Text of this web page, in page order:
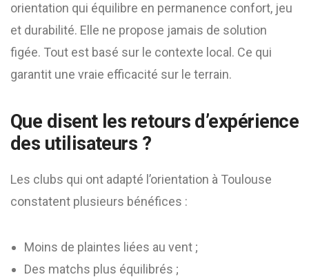
orientation qui équilibre en permanence confort, jeu
et durabilité. Elle ne propose jamais de solution
figée. Tout est basé sur le contexte local. Ce qui
garantit une vraie efficacité sur le terrain.
Que disent les retours d’expérience
des utilisateurs ?
Les clubs qui ont adapté l’orientation à Toulouse
constatent plusieurs bénéfices :
Moins de plaintes liées au vent ;
Des matchs plus équilibrés ;